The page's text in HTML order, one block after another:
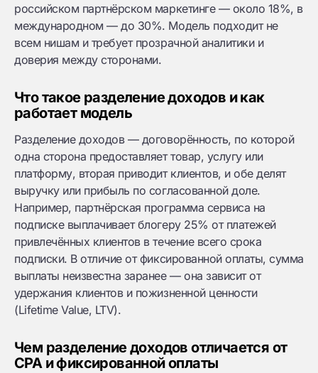
российском партнёрском маркетинге — около 18%, в
международном — до 30%. Модель подходит не
всем нишам и требует прозрачной аналитики и
доверия между сторонами.
Что такое разделение доходов и как
работает модель
Разделение доходов — договорённость, по которой
одна сторона предоставляет товар, услугу или
платформу, вторая приводит клиентов, и обе делят
выручку или прибыль по согласованной доле.
Например, партнёрская программа сервиса на
подписке выплачивает блогеру 25% от платежей
привлечённых клиентов в течение всего срока
подписки. В отличие от фиксированной оплаты, сумма
выплаты неизвестна заранее — она зависит от
удержания клиентов и пожизненной ценности
(Lifetime Value, LTV).
Чем разделение доходов отличается от
CPA и фиксированной оплаты